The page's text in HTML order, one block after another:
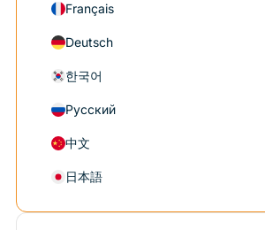
Français
Deutsch
한국어
Русский
中文
日本語